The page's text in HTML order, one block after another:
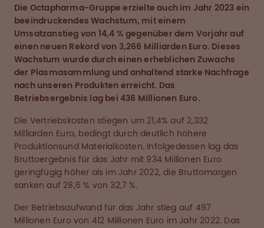
Die Octapharma-Gruppe erzielte auch im Jahr 2023 ein
beeindruckendes Wachstum, mit einem
Umsatzanstieg von 14,4 % gegenüber dem Vorjahr auf
einen neuen Rekord von 3,266 Milliarden Euro. Dieses
Wachstum wurde durch einen erheblichen Zuwachs
der Plasmasammlung und anhaltend starke Nachfrage
nach unseren Produkten erreicht. Das
Betriebsergebnis lag bei 436 Millionen Euro.
Die Vertriebskosten stiegen um 21,4% auf 2,332
Milliarden Euro, bedingt durch deutlich höhere
Produktionsund Materialkosten. Infolgedessen lag das
Bruttoergebnis für das Jahr mit 934 Millionen Euro
geringfügig höher als im Jahr 2022, die Bruttomargen
sanken auf 28,6 % von 32,7 %.
Der Betriebsaufwand für das Jahr stieg auf 497
Millionen Euro von 412 Millionen Euro im Jahr 2022. Das